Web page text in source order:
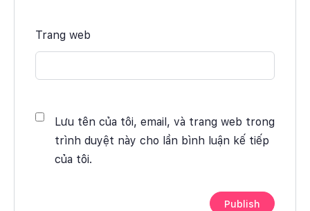
Trang web
Lưu tên của tôi, email, và trang web trong
trình duyệt này cho lần bình luận kế tiếp
của tôi.